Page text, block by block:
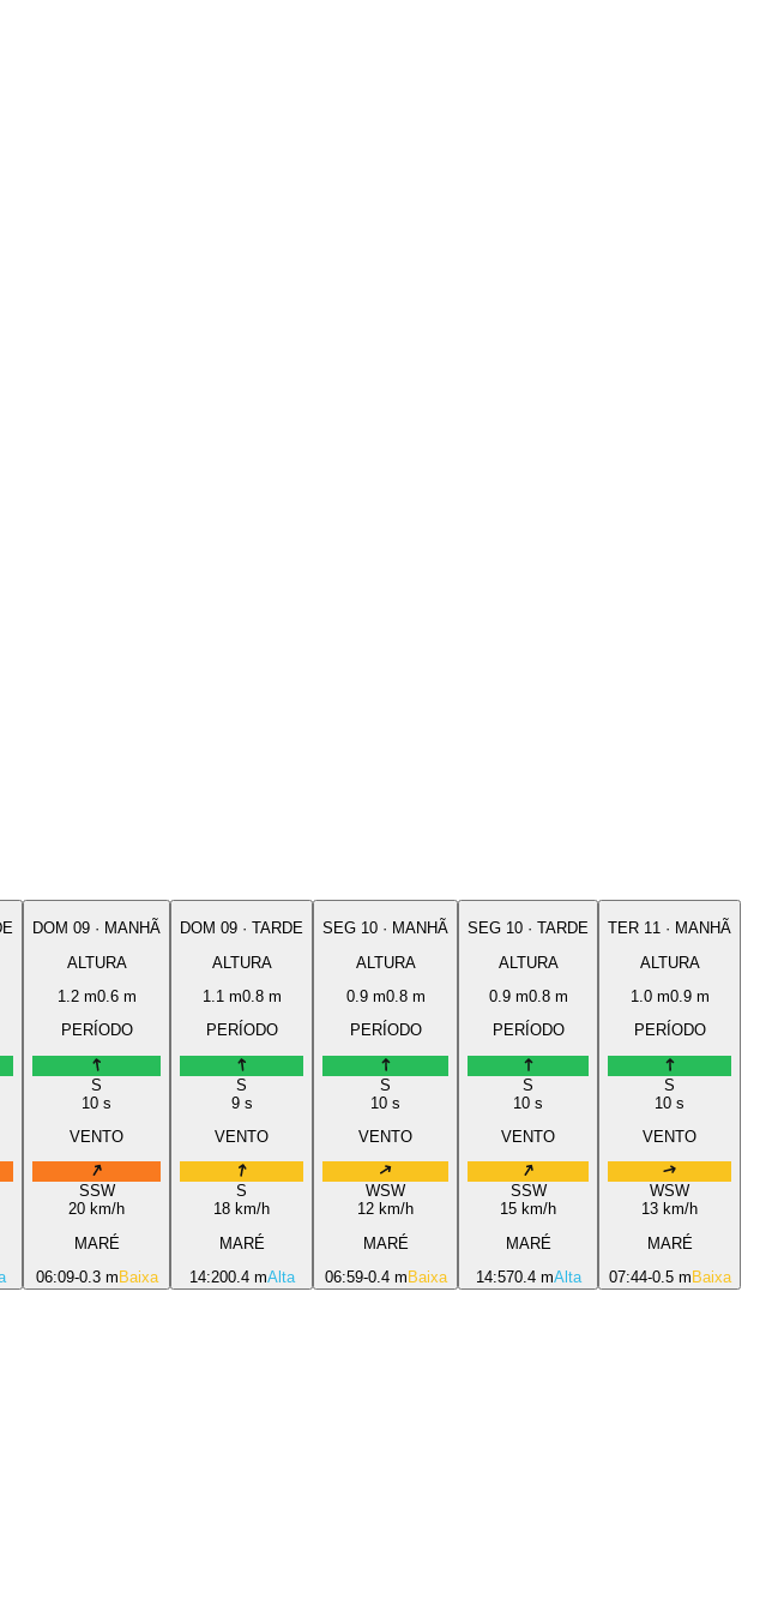
DOM 09 · MANHÃ
ALTURA
1.2m0.6m
PERÍODO
S
10 s
VENTO
SSW
20 km/h
MARÉ
06:09-0.3 m Baixa
DOM 09 · TARDE
ALTURA
1.1 m0.8m
PERÍODO
S
9s
VENTO
S
18 km/h
MARÉ
14:200.4 mAlta
SEG 10 · MANHÃ
ALTURA
0.9m0.8m
PERÍODO
S
10 s
VENTO
WSW
12 km/h
MARÉ
06:59-0.4 m Baixa
SEG 10 · TARDE
ALTURA
0.9m0.8m
PERÍODO
S
10 s
VENTO
SSW
15 km/h
MARÉ
14:570.4 mAlta
TER 11 · MANHÃ
ALTURA
1.0m0.9m
PERÍODO
S
10 s
VENTO
WSW
13 km/h
MARÉ
07:44-0.5 m Baixa